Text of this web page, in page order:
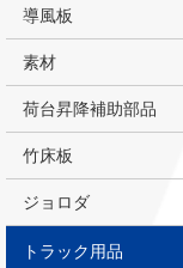
導風板
素材
荷台昇降補助部品
竹床板
ジョロダ
トラック用品